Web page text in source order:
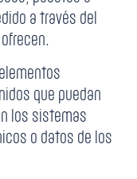
a través del
que puedan
los sistemas
o datos de los